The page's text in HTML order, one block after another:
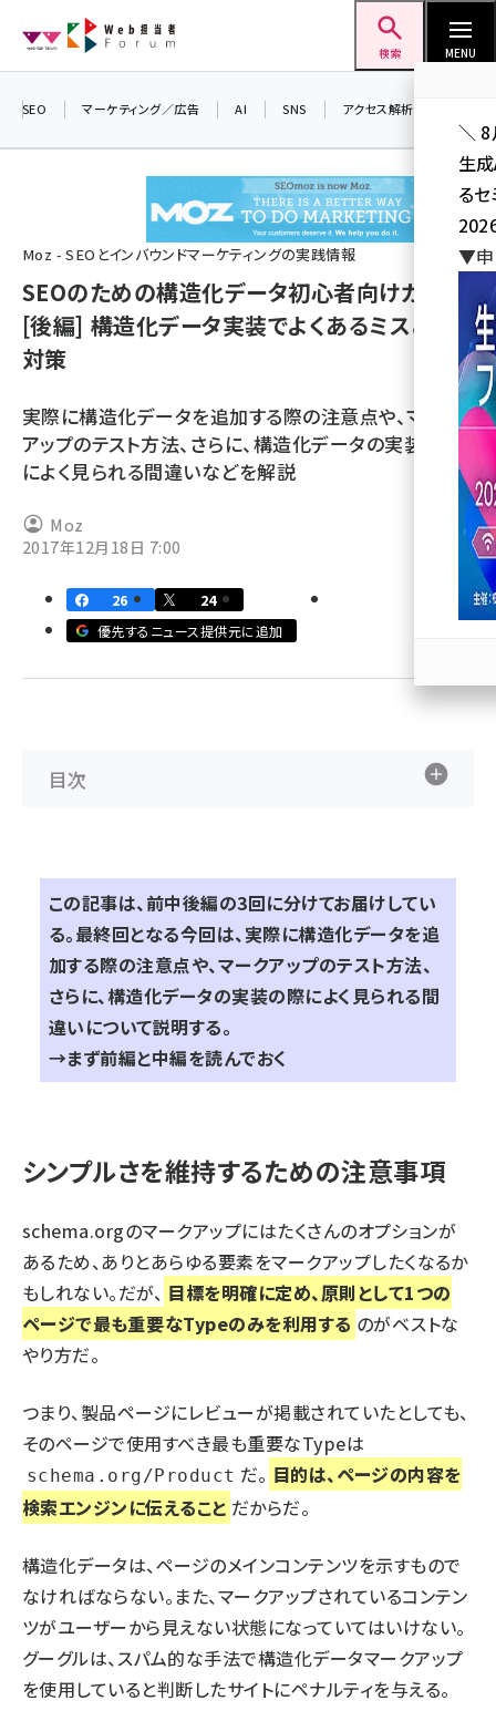
ン
検索 MENU
seo (3528)
ai (2811)
youtube (2439)
セミナー (2308)
z世代 (1623)
llmo (1166)
SEO マーケティング／広告 AI SNS アクセス解析／データ分析
Moz - SEOとインバウンドマーケティングの実践情報
SEOのための構造化データ初心者向けガイド
[後編] ――構造化データ実装でよくあるミスとその
対策
実際に構造化データを追加する際の注意点や、マーク
アップのテスト方法、さらに、構造化データの実装の際
によく見られる間違いなどを解説
Moz
2017年12月18日 7:00
26
24
優先するニュース提供元に追加
目次
この記事は、前中後編の3回に分けてお届けしてい
る。最終回となる今回は、実際に構造化データを追
加する際の注意点や、マークアップのテスト方法、
さらに、構造化データの実装の際によく見られる間
違いについて説明する。
→まず前編と中編を読んでおく
シンプルさを維持するための注意事項
schema.orgのマークアップにはたくさんのオプションが
あるため、ありとあらゆる要素をマークアップしたくなるか
もしれない。だが、 目標を明確に定め、原則として1つの
ページで最も重要なTypeのみを利用する のがベストな
やり方だ。
つまり、製品ページにレビューが掲載されていたとしても、
そのページで使用すべき最も重要なTypeは
schema.org/Product だ。 目的は、ページの内容を
検索エンジンに伝えること だからだ。
構造化データは、ページのメインコンテンツを示すもので
なければならない。また、マークアップされているコンテン
ツがユーザーから見えない状態になっていてはいけない。
グーグルは、スパム的な手法で構造化データマークアップ
を使用していると判断したサイトにペナルティを与える。
＼ 8
生
る
▼申